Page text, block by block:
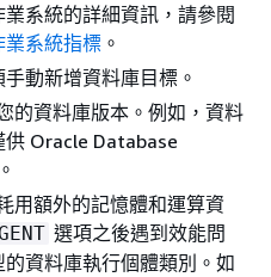
系統的詳細資訊，請參閱
業系統指標 。
動新增資料庫目標。
的資料庫版本。例如，資料
供 Oracle Database
用額外的記憶體和運算資
選項之後遇到效能問
資料庫執行個體類別。如